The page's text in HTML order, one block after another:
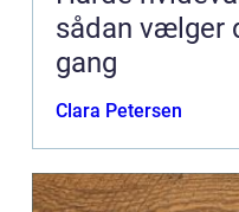
sådan vælger
gang
Clara Petersen